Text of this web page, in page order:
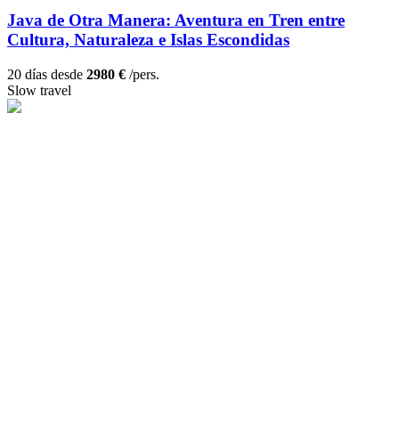
Java de Otra Manera: Aventura en Tren entre
Cultura, Naturaleza e Islas Escondidas
20 días desde 2980 € /pers.
Slow travel